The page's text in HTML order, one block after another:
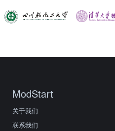
ModStart
关于我们
联系我们